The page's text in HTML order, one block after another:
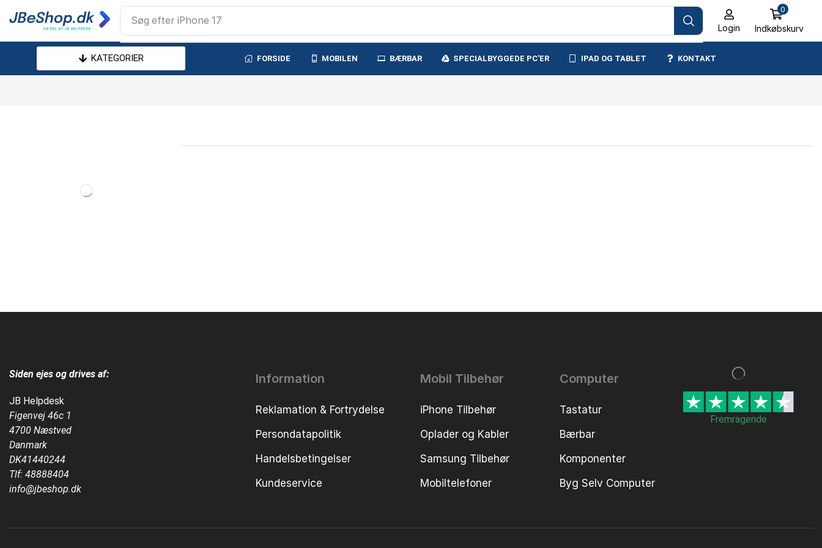
Søg efter iPhone 17
Login
0
Indkøbskurv
KATEGORIER FORSIDE MOBILEN BÆRBAR SPECIALBYGGEDE PC'ER IPAD OG TABLET KONTAKT
Siden ejes og drives af:
JB Helpdesk
Figenvej 46c 1
4700 Næstved
Danmark
DK41440244
Tlf: 48888404
info@jbeshop.dk
Information
Reklamation & Fortrydelse
Persondatapolitik
Handelsbetingelser
Kundeservice
Mobil Tilbehør
iPhone Tilbehør
Oplader og Kabler
Samsung Tilbehør
Mobiltelefoner
Computer
Tastatur
Bærbar
Komponenter
Byg Selv Computer
Fremragende